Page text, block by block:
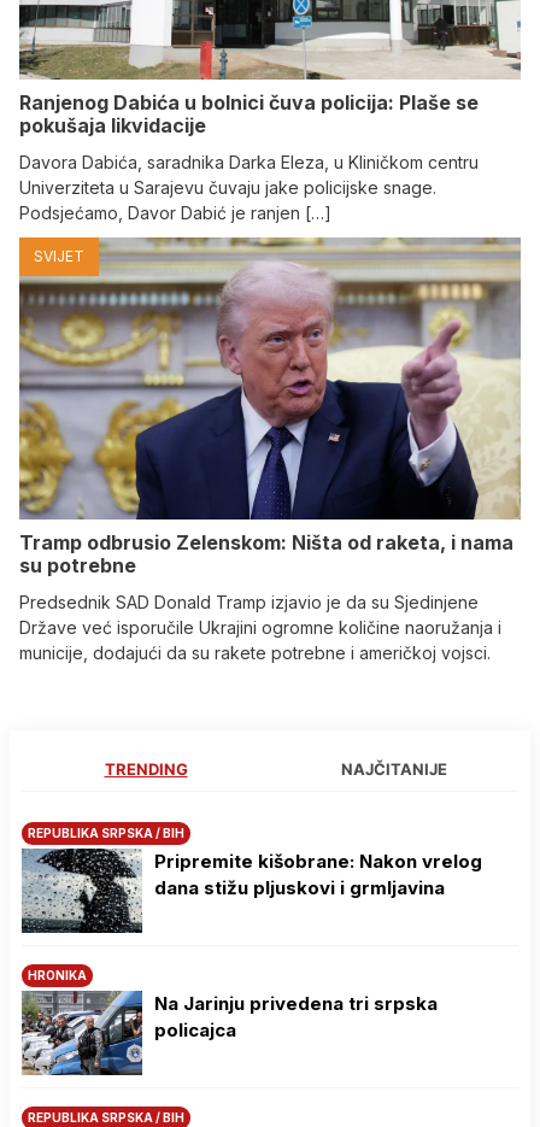
Ranjenog Dabića u bolnici čuva policija: Plaše se
pokušaja likvidacije
Davora Dabića, saradnika Darka Eleza, u Kliničkom centru
Univerziteta u Sarajevu čuvaju jake policijske snage.
Podsjećamo, Davor Dabić je ranjen […]
SVIJET
Tramp odbrusio Zelenskom: Ništa od raketa, i nama
su potrebne
Predsednik SAD Donald Tramp izjavio je da su Sjedinjene
Države već isporučile Ukrajini ogromne količine naoružanja i
municije, dodajući da su rakete potrebne i američkoj vojsci.
TRENDING NAJČITANIJE
REPUBLIKA SRPSKA / BIH
Pripremite kišobrane: Nakon vrelog
dana stižu pljuskovi i grmljavina
HRONIKA
Na Јarinju privedena tri srpska
policajca
REPUBLIKA SRPSKA / BIH